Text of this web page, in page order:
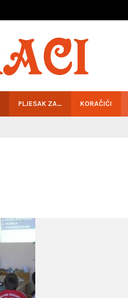
PLJESAK ZA… KORAČIĆI